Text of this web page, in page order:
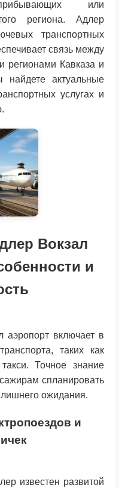
или
региона. Адлер
транспортных
связь между
регионами Кавказа и
актуальные
услугах и
Вокзал
и
аэропорт включает в
таких как
Точное знание
спланировать
ожидания.
и
известен развитой